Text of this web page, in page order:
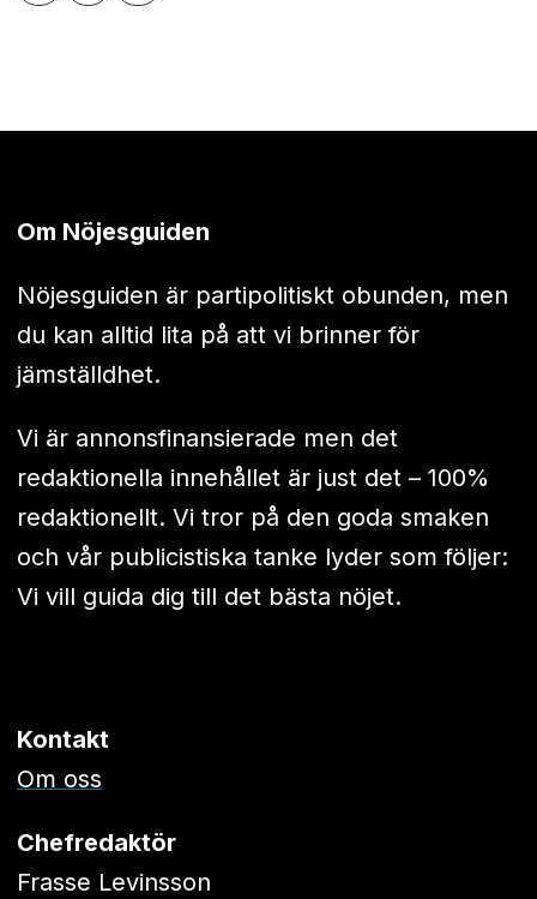
Om Nöjesguiden
Nöjesguiden är partipolitiskt obunden, men
du kan alltid lita på att vi brinner för
jämställdhet.
Vi är annonsfinansierade men det
redaktionella innehållet är just det – 100%
redaktionellt. Vi tror på den goda smaken
och vår publicistiska tanke lyder som följer:
Vi vill guida dig till det bästa nöjet.
Kontakt
Om oss
Chefredaktör
Frasse Levinsson